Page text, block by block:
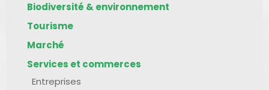
Biodiversité & environnement
Tourisme
Marché
Services et commerces
Entreprises